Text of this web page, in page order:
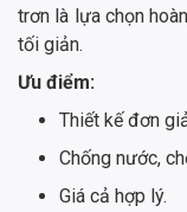
trơn là lựa chọn
tối giản.
Ưu điểm:
Thiết kế đơn
Chống nước,
Giá cả hợp lý.